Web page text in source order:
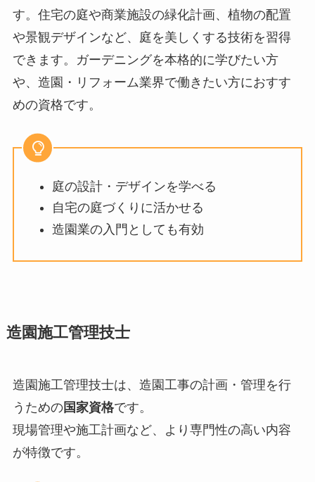
す。住宅の庭や商業施設の緑化計画、植物の配置
や景観デザインなど、庭を美しくする技術を習得
できます。ガーデニングを本格的に学びたい方
や、造園・リフォーム業界で働きたい方におすす
めの資格です。
庭の設計・デザインを学べる
自宅の庭づくりに活かせる
造園業の入門としても有効
造園施工管理技士
造園施工管理技士は、造園工事の計画・管理を行
うための国家資格です。
現場管理や施工計画など、より専門性の高い内容
が特徴です。